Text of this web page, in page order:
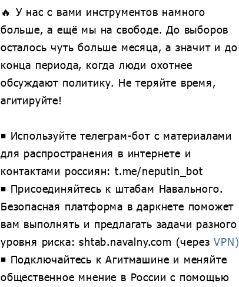
🔥 У нас с вами инструментов намного
больше, а ещё мы на свободе. До выборов
осталось чуть больше месяца, а значит и до
конца периода, когда люди охотнее
обсуждают политику. Не теряйте время,
агитируйте!
◾️ Используйте телеграм-бот с материалами
для распространения в интернете и
контактами россиян: t.me/neputin_bot
◾️ Присоединяйтесь к штабам Навального.
Безопасная платформа в даркнете поможет
вам выполнять и предлагать задачи разного
уровня риска: shtab.navalny.com (черезVPN)
◾️ Подключайтесь к Агитмашине и меняйте
общественное мнение в России с помощью